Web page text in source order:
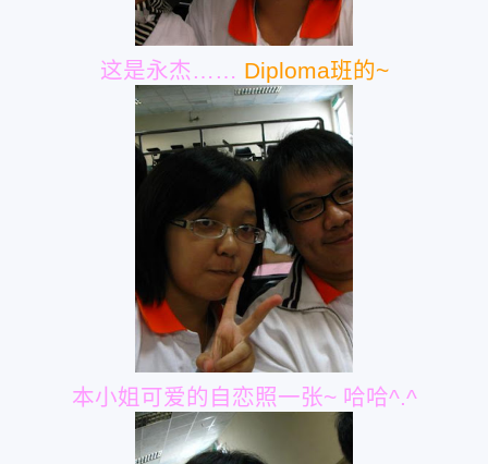
这是永杰…… Diploma班的~
本小姐可爱的自恋照一张~ 哈哈^.^